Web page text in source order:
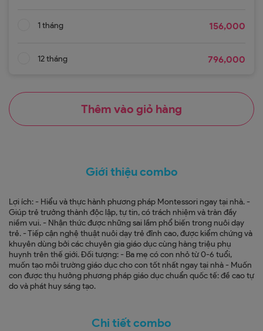
1 tháng 156,000
12 tháng 796,000
Thêm vào giỏ hàng
Giới thiệu combo
Lợi ích: - Hiểu và thực hành phương pháp Montessori ngay tại nhà. -
Giúp trẻ trưởng thành độc lập, tự tin, có trách nhiệm và tràn đầy
niềm vui. - Nhận thức được những sai lầm phổ biến trong nuôi dạy
trẻ. - Tiếp cận nghệ thuật nuôi dạy trẻ đỉnh cao, được kiểm chứng và
khuyên dùng bởi các chuyên gia giáo dục cùng hàng triệu phụ
huynh trên thế giới. Đối tượng: - Ba mẹ có con nhỏ từ 0-6 tuổi,
muốn tạo môi trường giáo dục cho con tốt nhất ngay tại nhà - Muốn
con được thụ hưởng phương pháp giáo dục chuẩn quốc tế: đề cao tự
do và phát huy sáng tạo.
Chi tiết combo